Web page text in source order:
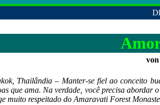
Thailândia – Manter-se fiel ao conceito
que ama. Na verdade, você precisa
muito respeitado do Amaravati Forest